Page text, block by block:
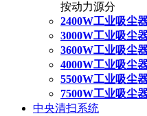
按动力源分
2400W工业吸尘
3000W工业吸尘
3600W工业吸尘
4000W工业吸尘
5500W工业吸尘
7500W工业吸尘
中央清扫系统